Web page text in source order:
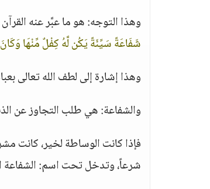
وهذا التوجه: هو ما عبَّر عنه
شَفَاعَةً سَيِّئَةً يَكُن لَّهُ كِفْلٌ مِّنْهَا
وهذا إشارة إلى لطف الله تعالى
والشفاعة: هي طلب التجاوز عن
فإذا كانت الوساطة لخير، كانت
شرعاً، وتدخل تحت اسم: الشفاعة